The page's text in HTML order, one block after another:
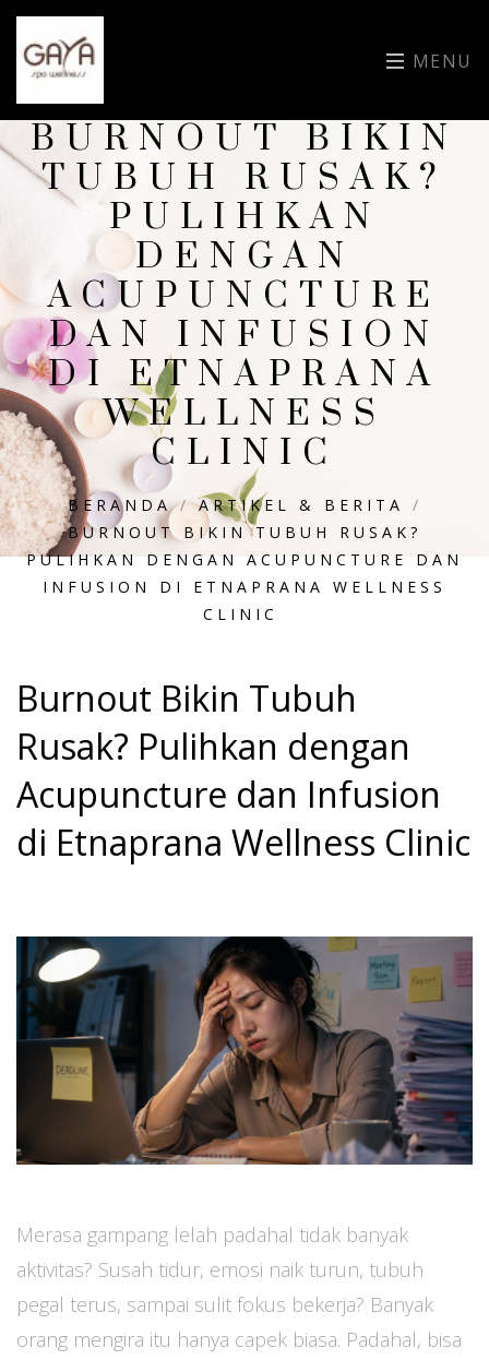
MENU
BURNOUT BIKIN
TUBUH RUSAK?
PULIHKAN
DENGAN
ACUPUNCTURE
DAN INFUSION
DI ETNAPRANA
WELLNESS
CLINIC
BERANDA /ARTIKEL & BERITA
/
BURNOUT BIKIN TUBUH RUSAK?
PULIHKAN DENGAN ACUPUNCTURE DAN
INFUSION DI ETNAPRANA WELLNESS
CLINIC
Burnout Bikin Tubuh
Rusak? Pulihkan dengan
Acupuncture dan Infusion
di Etnaprana Wellness Clinic
Merasa gampang lelah padahal tidak banyak
aktivitas? Susah tidur, emosi naik turun, tubuh
pegal terus, sampai sulit fokus bekerja? Banyak
orang mengira itu hanya capek biasa. Padahal, bisa